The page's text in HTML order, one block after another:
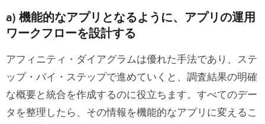
a) 機能的なアプリとなるように、アプリの運用
ワークフローを設計する
アフィニティ・ダイアグラムは優れた手法であり、ステ
ップ・バイ・ステップで進めていくと、調査結果の明確
な概要と統合を作成するのに役立ちます。すべてのデー
タを整理したら、その情報を機能的なアプリに変えるこ